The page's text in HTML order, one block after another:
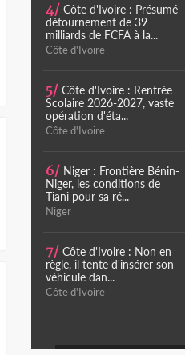
4/ Côte d'Ivoire : Présumé
détournement de 39
milliards de FCFA à la...
Côte d'Ivoire
5/ Côte d'Ivoire : Rentrée
Scolaire 2026-2027, vaste
opération d'éta...
Côte d'Ivoire
6/ Niger : Frontière Bénin-
Niger, les conditions de
Tiani pour sa ré...
Niger
7/ Côte d'Ivoire : Non en
règle, il tente d'insérer son
véhicule dan...
Côte d'Ivoire